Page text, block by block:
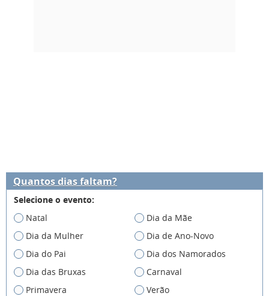
Quantos dias faltam?
Selecione o evento:
Natal
Dia da Mãe
Dia da Mulher
Dia de Ano-Novo
Dia do Pai
Dia dos Namorados
Dia das Bruxas
Carnaval
Primavera
Verão